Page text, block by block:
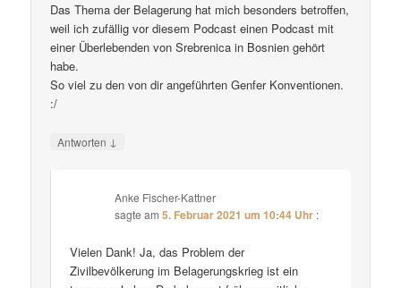
Das Thema der Belagerung hat mich besonders betroffen,
weil ich zufällig vor diesem Podcast einen Podcast mit
einer Überlebenden von Srebrenica in Bosnien gehört
habe.
So viel zu den von dir angeführten Genfer Konventionen.
:/
Antworten ↓
Anke Fischer-Kattner
sagte am5. Februar 2021 um 10:44 Uhr :
Vielen Dank! Ja, das Problem der
Zivilbevölkerung im Belagerungskrieg ist ein